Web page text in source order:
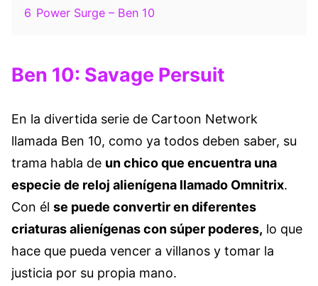
6 Power Surge – Ben 10
Ben 10: Savage Persuit
En la divertida serie de Cartoon Network
llamada Ben 10, como ya todos deben saber, su
trama habla de un chico que encuentra una
especie de reloj alienígena llamado Omnitrix.
Con él se puede convertir en diferentes
criaturas alienígenas con súper poderes, lo que
hace que pueda vencer a villanos y tomar la
justicia por su propia mano.